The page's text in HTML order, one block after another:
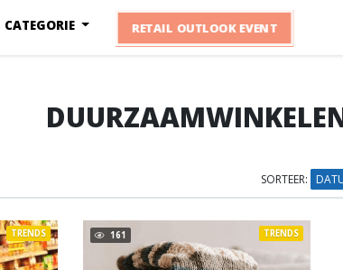
CATEGORIE RETAIL OUTLOOK EVENT
SORTEER:
TRENDS 161 TRENDS